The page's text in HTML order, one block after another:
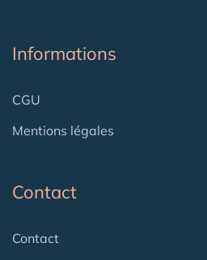
Informations
CGU
Mentions légales
Contact
Contact